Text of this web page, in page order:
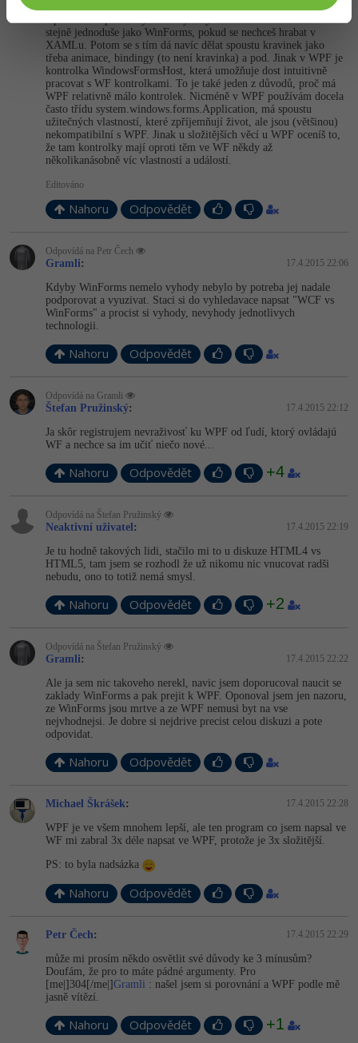
Nechápu, proč by se měl někdo učit WinForms, to je krok zpět.
Oproti WPF prakticky nemá výhody a navíc se to dá naklikat
stejně jednoduše jako WinForms, pokud se nechceš hrabat v
XAMLu. Potom se s tím dá navíc dělat spoustu kravinek jako
třeba animace, bindingy (to není kravinka) a pod. Jinak v WPF je
kontrolka WindowsFormsHost, která umožňuje dost intuitivně
pracovat s WF kontrolkami. To je také jeden z důvodů, proč má
WPF relativně málo kontrolek. Nicméně v WPF používám docela
často třídu system.window­s.forms.Appli­cation, má spoustu
užitečných vlastností, které zpříjemňují život, ale jsou (většinou)
nekompatibilní s WPF. Jinak u složitějších věcí u WPF oceníš to,
že tam kontrolky mají oproti těm ve WF někdy až
několikanásobně víc vlastností a událostí.
Editováno
Nahoru Odpovědět
Odpovídá na Petr Čech
Gramli: 17.4.2015 22:06
Kdyby WinForms nemelo vyhody nebylo by potreba jej nadale
podporovat a vyuzivat. Staci si do vyhledavace napsat "WCF vs
WinForms" a procist si vyhody, nevyhody jednotlivych
technologii.
Nahoru Odpovědět
Odpovídá na Gramli
Štefan Pružinský: 17.4.2015 22:12
Ja skôr registrujem nevraživosť ku WPF od ľudí, ktorý ovládajú
WF a nechce sa im učiť niečo nové...
Nahoru Odpovědět +4
Odpovídá na Štefan Pružinský
Neaktivní uživatel: 17.4.2015 22:19
Je tu hodně takových lidi, stačilo mi to u diskuze HTML4 vs
HTML5, tam jsem se rozhodl že už nikomu nic vnucovat radši
nebudu, ono to totiž nemá smysl.
Nahoru Odpovědět +2
Odpovídá na Štefan Pružinský
Gramli: 17.4.2015 22:22
Ale ja sem nic takoveho nerekl, navic jsem doporucoval naucit se
zaklady WinForms a pak prejit k WPF. Oponoval jsem jen nazoru,
ze WinForms jsou mrtve a ze WPF nemusi byt na vse
nejvhodnejsi. Je dobre si nejdrive precist celou diskuzi a pote
odpovidat.
Nahoru Odpovědět
Michael Škrášek: 17.4.2015 22:28
WPF je ve všem mnohem lepší, ale ten program co jsem napsal ve
WF mi zabral 3x déle napsat ve WPF, protože je 3x složitější.
PS: to byla nadsázka
Nahoru Odpovědět
Petr Čech: 17.4.2015 22:29
může mi prosím někdo osvětlit své důvody ke 3 mínusům?
Doufám, že pro to máte pádné argumenty. Pro
[me|]304[/me|­]Gramli : našel jsem si porovnání a WPF podle mě
jasně vítězí.
Nahoru Odpovědět +1